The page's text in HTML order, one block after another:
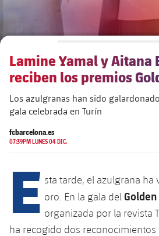
Estructura ejecutiva
chevron-right
label.aria.chevronright
Órganos
chevron-right
label.aria.chevronright
Documents
Comisiones y órganos
Barça Academy
Más que un club
Masia 360
La Masia
plusicon
Década a década
Centro de documentación
plusicon
más
Lamine Yamal y Aitana
reciben los premios
Los azulgranas han sido
gala celebrada en Turín
fcbarcelona.es
07:39PM LUNES 04 DIC.
E sta tarde, el azulgrana ha
oro. En la gala del
organizada por la revista
ha recogido dos